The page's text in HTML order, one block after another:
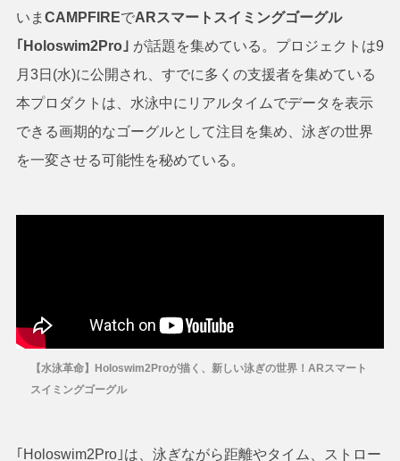
いま CAMPFIREでARスマートスイミングゴーグル
｢Holoswim2Pro｣ が話題を集めている。プロジェクトは9
月3日(水)に公開され、すでに多くの支援者を集めている
本プロダクトは、水泳中にリアルタイムでデータを表示
できる画期的なゴーグルとして注目を集め、泳ぎの世界
を一変させる可能性を秘めている。
【水泳革命】Holoswim2Proが描く、新しい泳ぎの世界！ARスマート
スイミングゴーグル
｢Holoswim2Pro｣は、泳ぎながら距離やタイム、ストロー